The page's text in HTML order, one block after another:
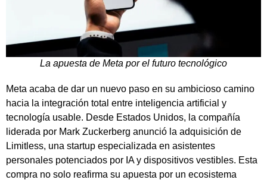
La apuesta de Meta por el futuro tecnológico
Meta acaba de dar un nuevo paso en su ambicioso camino
hacia la integración total entre inteligencia artificial y
tecnología usable. Desde Estados Unidos, la compañía
liderada por Mark Zuckerberg anunció la adquisición de
Limitless, una startup especializada en asistentes
personales potenciados por IA y dispositivos vestibles. Esta
compra no solo reafirma su apuesta por un ecosistema